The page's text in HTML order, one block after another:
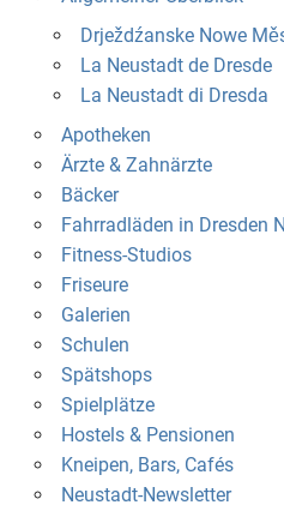
Drježdźanske Nowe
La Neustadt de Dresde
La Neustadt di Dresda
Apotheken
Ärzte & Zahnärzte
Bäcker
Fahrradläden in Dresden
Fitness-Studios
Friseure
Galerien
Schulen
Spätshops
Spielplätze
Hostels & Pensionen
Kneipen, Bars, Cafés
Neustadt-Newsletter